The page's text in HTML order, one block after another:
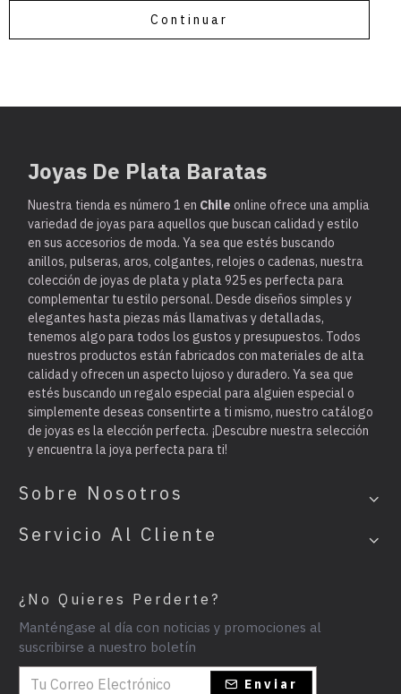
Continuar
Joyas De Plata Baratas
Nuestra tienda es número 1 en Chile online ofrece una amplia
variedad de joyas para aquellos que buscan calidad y estilo
en sus accesorios de moda. Ya sea que estés buscando
anillos, pulseras, aros, colgantes, relojes o cadenas, nuestra
colección de joyas de plata y plata 925 es perfecta para
complementar tu estilo personal. Desde diseños simples y
elegantes hasta piezas más llamativas y detalladas,
tenemos algo para todos los gustos y presupuestos. Todos
nuestros productos están fabricados con materiales de alta
calidad y ofrecen un aspecto lujoso y duradero. Ya sea que
estés buscando un regalo especial para alguien especial o
simplemente deseas consentirte a ti mismo, nuestro catálogo
de joyas es la elección perfecta. ¡Descubre nuestra selección
y encuentra la joya perfecta para ti!
Sobre Nosotros
Servicio Al Cliente
¿No Quieres Perderte?
Manténgase al día con noticias y promociones al
suscribirse a nuestro boletín
Enviar